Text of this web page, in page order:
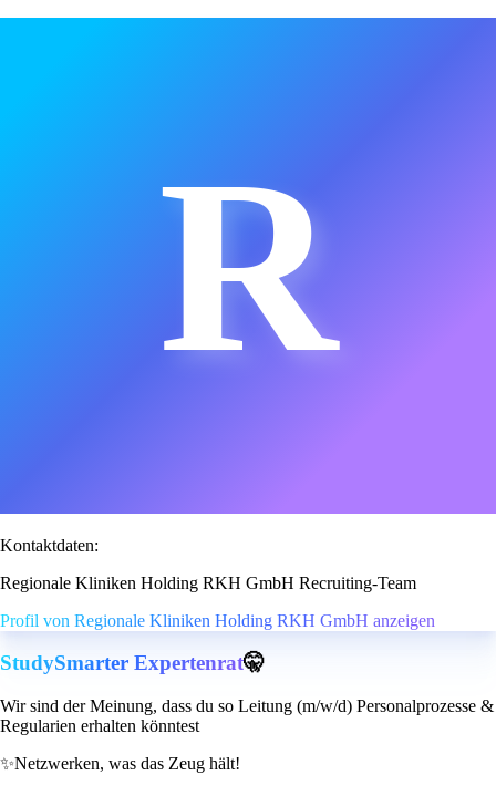
R
Kontaktdaten:
Regionale Kliniken Holding RKH GmbH Recruiting-Team
Profil von Regionale Kliniken Holding RKH GmbH anzeigen
StudySmarter Expertenrat🤫
Wir sind der Meinung, dass du so Leitung (m/w/d) Personalprozesse &
Regularien erhalten könntest
✨Netzwerken, was das Zeug hält!